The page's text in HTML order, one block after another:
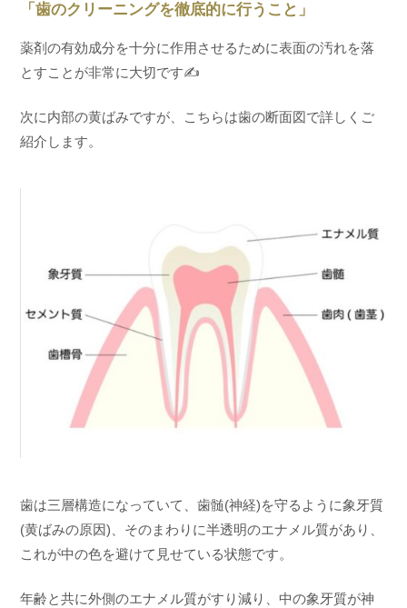
「歯のクリーニングを徹底的に行うこと」
薬剤の有効成分を十分に作用させるために表面の汚れを落
とすことが非常に大切です✍️
次に内部の黄ばみですが、こちらは歯の断面図で詳しくご
紹介します。
歯は三層構造になっていて、歯髄(神経)を守るように象牙質
(黄ばみの原因)、そのまわりに半透明のエナメル質があり、
これが中の色を避けて見せている状態です。
年齢と共に外側のエナメル質がすり減り、中の象牙質が神